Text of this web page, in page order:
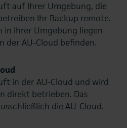
auf Ihrer Umgebung, die
Ihr Backup remote.
in Ihrer Umgebung liegen
der AU-Cloud befinden.
in der AU-Cloud und wird
direkt betrieben. Das
die AU-Cloud.